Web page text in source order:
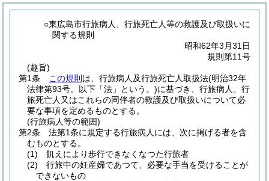
○東広島市行旅病人、行旅死亡人等の救護及び取扱いに
関する規則
昭和62年3月31日
規則第11号
(趣旨)
第1条
この規則 は、行旅病人及行旅死亡人取扱法(明治32年
法律第93号。以下「法」という。)に基づき、行旅病人、行
旅死亡人又はこれらの同伴者の救護及び取扱いについて必
要な事項を定めるものとする。
(行旅病人等の範囲)
第2条
法第1条に規定する行旅病人には、次に掲げる者を含
むものとする。
(1)
飢えにより歩行できなくなつた行旅者
(2)
行旅中の妊産婦であつて、必要な手当を受けることが
できないもの